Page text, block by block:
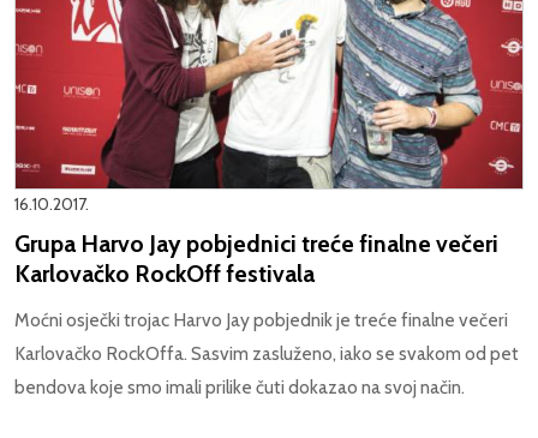
16.10.2017.
Grupa Harvo Jay pobjednici treće finalne večeri
Karlovačko RockOff festivala
Moćni osječki trojac Harvo Jay pobjednik je treće finalne večeri
Karlovačko RockOffa. Sasvim zasluženo, iako se svakom od pet
bendova koje smo imali prilike čuti dokazao na svoj način.